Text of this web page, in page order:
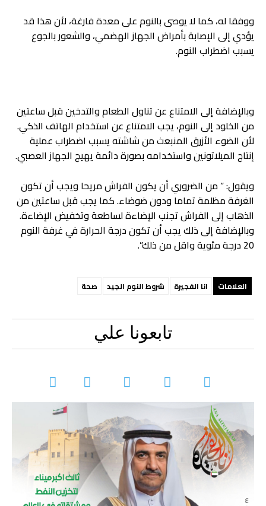
ووفقا له، كما لا يوصى بالنوم على معدة فارغة، لأن هذا قد
يؤدي إلى الإصابة بأمراض الجهاز الهضمي، والشعور بالجوع
يسبب اضطراب النوم.
وبالإضافة إلى الامتناع عن تناول الطعام والتدخين قبل ساعتين
من الخلود إلى النوم، يجب الامتناع عن استخدام الهاتف الذكي.
لأن الضوء الأزرق المنبعث من شاشته يسبب اضطراب عملية
إنتاج الميلاتونين واستخدامه بصورة دائمة يهيج الجهاز العصبي.
ويقول: ” من الضروري أن يكون الفراش مريحا ويجب أن تكون
الغرفة مظلمة تماما ودون ضوضاء. كما يجب قبل ساعتين من
الذهاب إلى الفراش تجنب الإضاءة لساطعة وتخفيض الإضاءة.
وبالإضافة إلى ذلك يجب أن تكون درجة الحرارة في غرفة النوم
20 درجة مئوية واقل من ذلك”.
العلامات انا الفجيرة شروط النوم الجيد صحة
تابعونا علي